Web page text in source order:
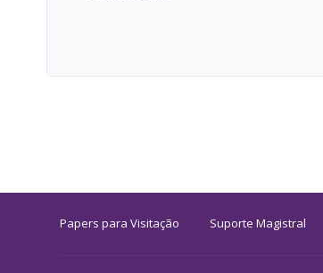
Papers para Visitação Suporte Magistral